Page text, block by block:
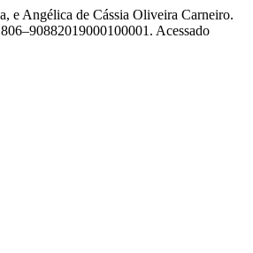
e Angélica de Cássia Oliveira Carneiro.
Acessado